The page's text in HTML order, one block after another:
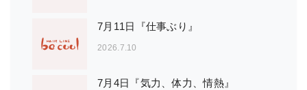
7月11日『仕事ぶり』
2026.7.10
7月4日『気力、体力、情熱』